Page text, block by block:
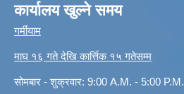
कार्यालय खुल्ने समय
गर्मीयाम
माघ १६ गते देखि कार्त्तिक १५ गतेसम्म
सोमबार - शुक्रवार: 9:00 A.M. - 5:00 P.M.